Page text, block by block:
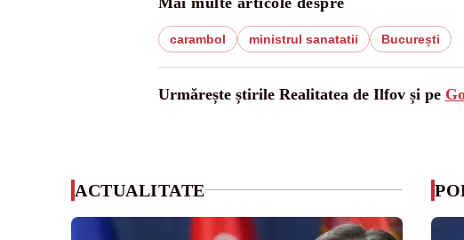
carambol ministrul sanatatii București
Urmărește știrile Realitatea de Ilfov și pe
ACTUALITATE